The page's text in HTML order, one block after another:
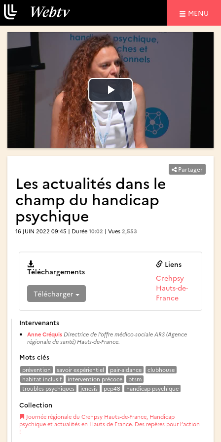
MENU
Lire
la
vidéo
Lire
la
vidéo
Partager
Les actualités dans le
champ du handicap
psychique
16 JUIN 2022 09:45 | Durée 10:02 | Vues 2,553
Téléchargements
Télécharger
Liens
Crehpsy
Hauts-de-
France
Intervenants
Anne Créquis Directrice de l’offre médico-sociale ARS (Agence
régionale de santé) Hauts-de-France.
Mots clés
prévention savoir expérientiel pair-aidance
clubhouse
habitat inclusif
intervention précoce
ptsm
troubles psychiques
jenesis pep48 handicap psychique
Collection
Journée régionale du Crehpsy Hauts-de-France, Handicap
psychique et actualités en Hauts-de-France. Des repères pour l’action
!